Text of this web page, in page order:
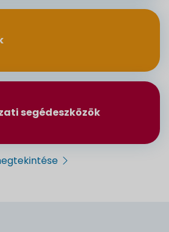
segédeszközök